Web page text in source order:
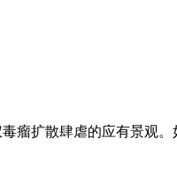
瘤扩散肆虐的应有景观